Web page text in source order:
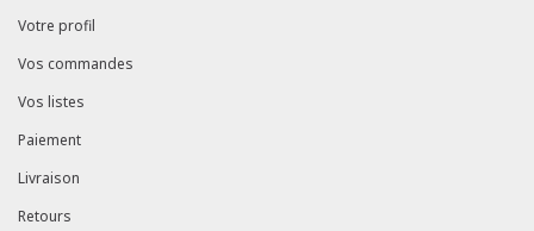
Votre profil
Vos commandes
Vos listes
Paiement
Livraison
Retours